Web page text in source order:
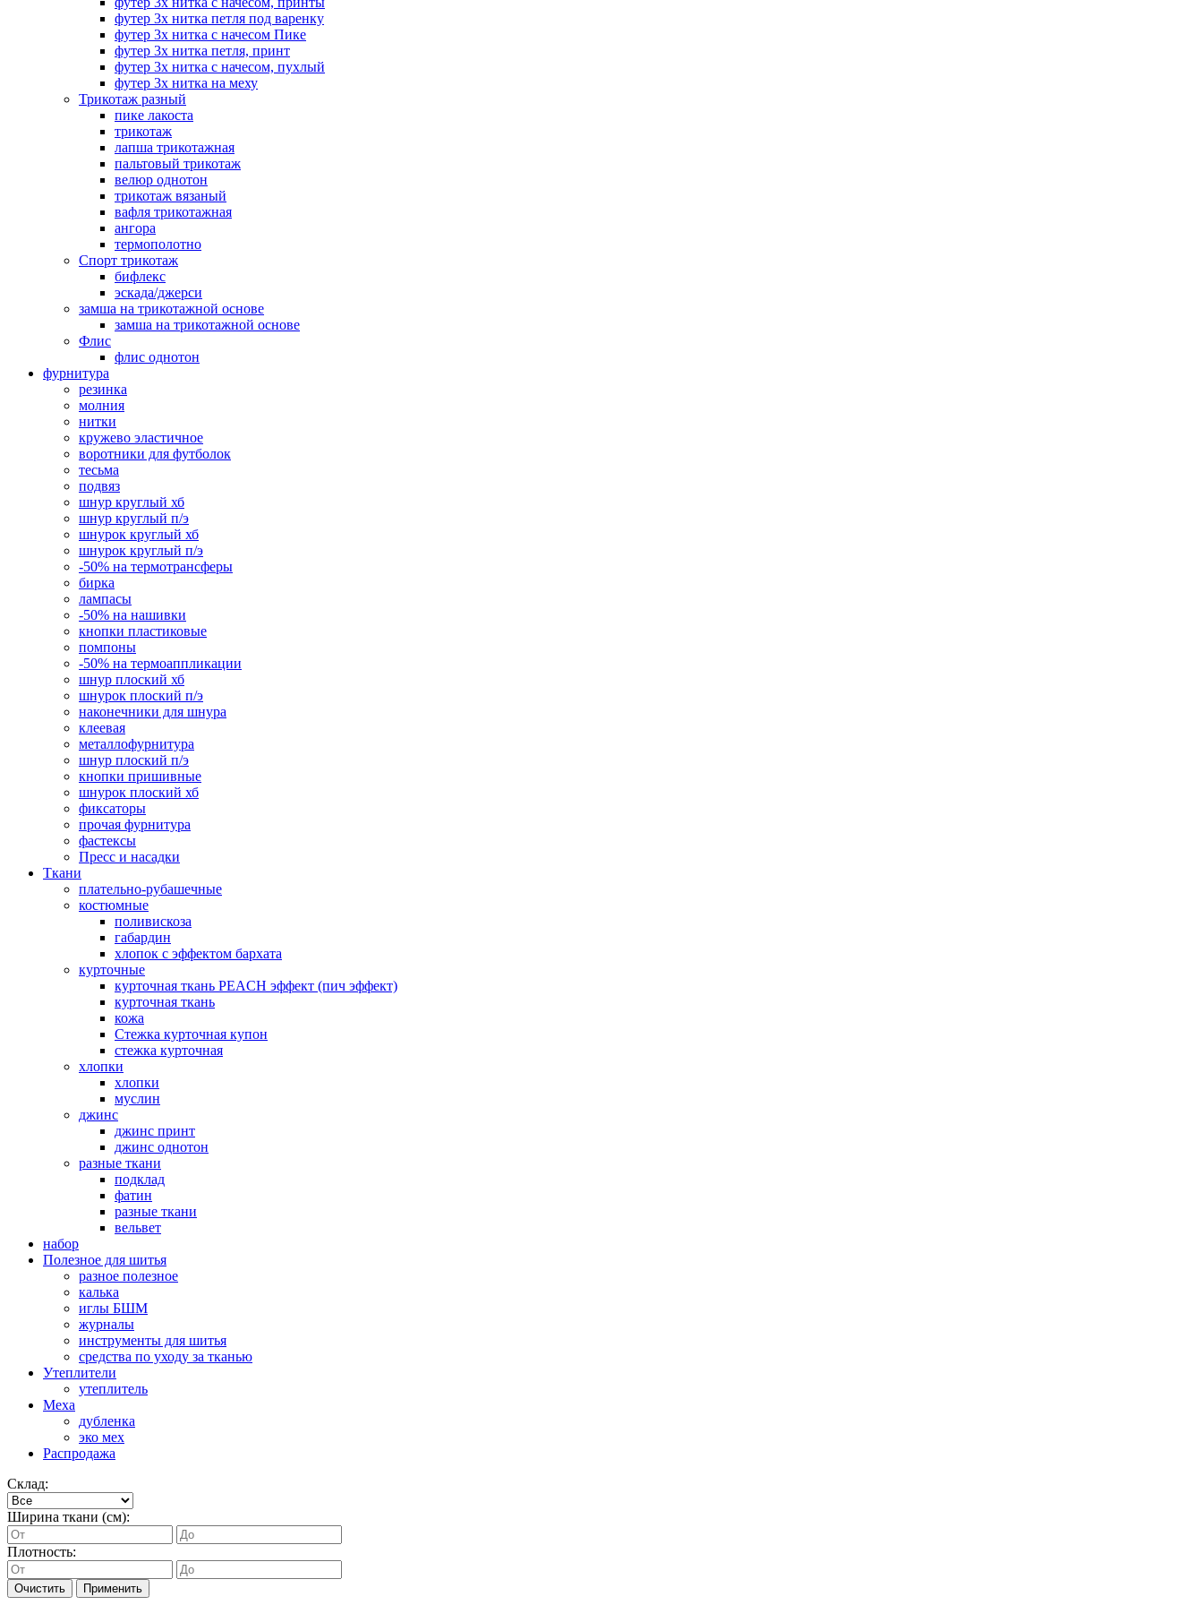
футер 3х нитка петля под варенку
футер 3х нитка с начесом Пике
футер 3х нитка петля, принт
футер 3х нитка с начесом, пухлый
футер 3х нитка на меху
Трикотаж разный
пике лакоста
трикотаж
лапша трикотажная
пальтовый трикотаж
велюр однотон
трикотаж вязаный
вафля трикотажная
ангора
термополотно
Спорт трикотаж
бифлекс
эскада/джерси
замша на трикотажной основе
замша на трикотажной основе
Флис
флис однотон
фурнитура
резинка
молния
нитки
кружево эластичное
воротники для футболок
тесьма
подвяз
шнур круглый хб
шнур круглый п/э
шнурок круглый хб
шнурок круглый п/э
-50% на термотрансферы
бирка
лампасы
-50% на нашивки
кнопки пластиковые
помпоны
-50% на термоаппликации
шнур плоский хб
шнурок плоский п/э
наконечники для шнура
клеевая
металлофурнитура
шнур плоский п/э
кнопки пришивные
шнурок плоский хб
фиксаторы
прочая фурнитура
фастексы
Пресс и насадки
Ткани
плательно-рубашечные
костюмные
поливискоза
габардин
хлопок с эффектом бархата
курточные
курточная ткань PEACH эффект (пич эффект)
курточная ткань
кожа
Стежка курточная купон
стежка курточная
хлопки
хлопки
муслин
джинс
джинс принт
джинс однотон
разные ткани
подклад
фатин
разные ткани
вельвет
набор
Полезное для шитья
разное полезное
калька
иглы БШМ
журналы
инструменты для шитья
средства по уходу за тканью
Утеплители
утеплитель
Меха
дубленка
эко мех
Распродажа
Склад:
Ширина ткани (см):
Плотность:
Очистить Применить